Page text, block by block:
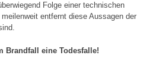
Folge einer technischen
entfernt diese Aussagen der
Brandfall eine Todesfalle!